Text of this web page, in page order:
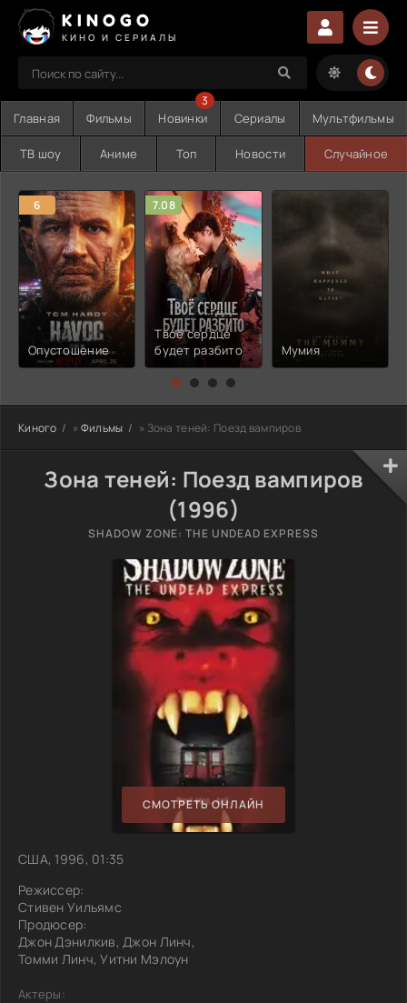
KINOGO
КИНО И СЕРИАЛЫ
Главная Фильмы Новинки
3
Сериалы Мультфильмы
ТВ шоу Аниме Топ Новости Случайное
6
Опустошение
7.08
Твоё сердце
будет разбито
Мумия
Киного » Фильмы » Зона теней: Поезд вампиров
Зона теней: Поезд вампиров
(1996)
SHADOW ZONE: THE UNDEAD EXPRESS
СМОТРЕТЬ ОНЛАЙН
США, 1996, 01:35
Режиссер:
Стивен Уильямс
Продюсер:
Джон Дэнилкив, Джон Линч,
Томми Линч, Уитни Мэлоун
Актеры: